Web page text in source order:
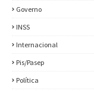
Governo
INSS
Internacional
Pis/Pasep
Política